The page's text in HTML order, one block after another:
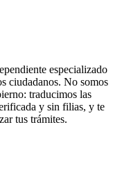
especializado
ciudadanos. No somos
traducimos las
y sin filias, y te
tus trámites.